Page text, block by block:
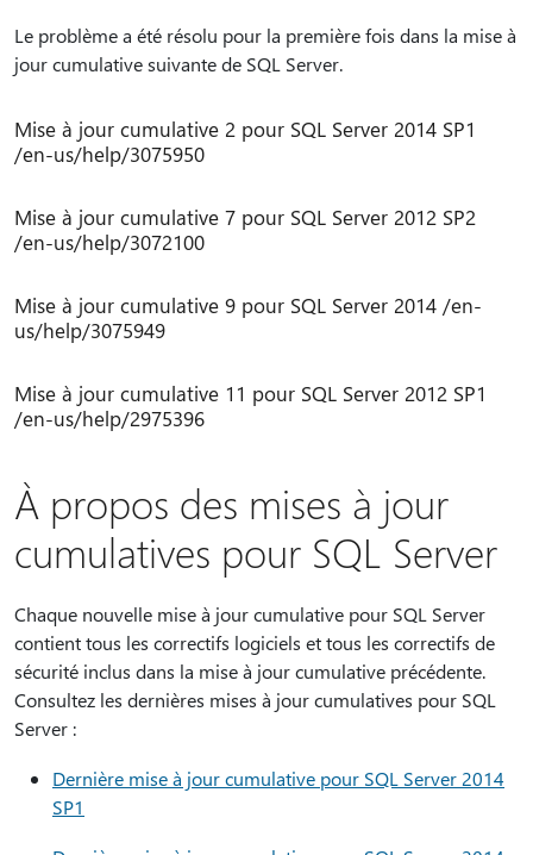
Le problème a été résolu pour la première fois dans la mise à
jour cumulative suivante de SQL Server.
Mise à jour cumulative 2 pour SQL Server 2014 SP1
/en-us/help/3075950
Mise à jour cumulative 7 pour SQL Server 2012 SP2
/en-us/help/3072100
Mise à jour cumulative 9 pour SQL Server 2014 /en-
us/help/3075949
Mise à jour cumulative 11 pour SQL Server 2012 SP1
/en-us/help/2975396
À propos des mises à jour
cumulatives pour SQL Server
Chaque nouvelle mise à jour cumulative pour SQL Server
contient tous les correctifs logiciels et tous les correctifs de
sécurité inclus dans la mise à jour cumulative précédente.
Consultez les dernières mises à jour cumulatives pour SQL
Server :
Dernière mise à jour cumulative pour SQL Server 2014
SP1